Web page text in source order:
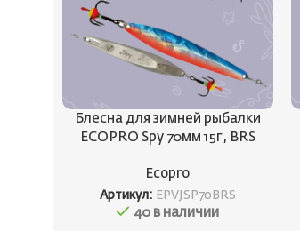
Блесна для зимней рыбалки
ECOPRO Spy 70мм 15г, BRS
Ecopro
Артикул: EPVJSP70BRS
40 в наличии